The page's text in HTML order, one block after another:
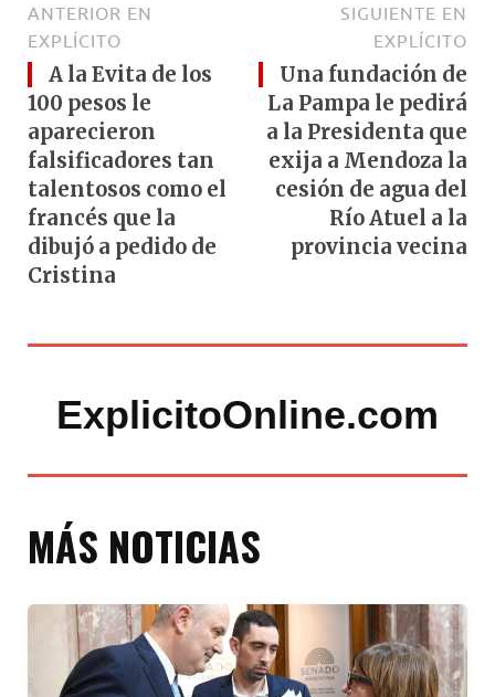
ANTERIOR EN
EXPLÍCITO
A la Evita de los
100 pesos le
aparecieron
falsificadores tan
talentosos como el
francés que la
dibujó a pedido de
Cristina
SIGUIENTE EN
EXPLÍCITO
Una fundación de
La Pampa le pedirá
a la Presidenta que
exija a Mendoza la
cesión de agua del
Río Atuel a la
provincia vecina
ExplicitoOnline.com
MÁS NOTICIAS